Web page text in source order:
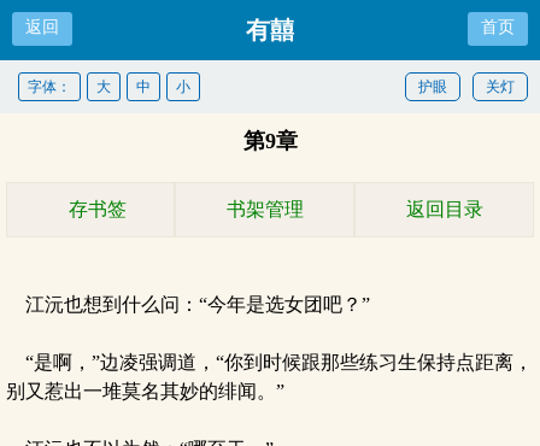
返回 有囍 首页
关灯
护眼
字体： 大 中 小
第9章
存书签 书架管理 返回目录
江沅也想到什么问：“今年是选女团吧？”
“是啊，”边凌强调道，“你到时候跟那些练习生保持点距离，
别又惹出一堆莫名其妙的绯闻。”